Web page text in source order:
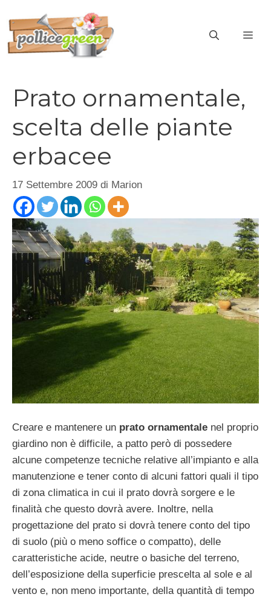
contenuto
Prato ornamentale,
scelta delle piante
erbacee
17 Settembre 2009 di Marion
Creare e mantenere un prato ornamentale nel proprio
giardino non è difficile, a patto però di possedere
alcune competenze tecniche relative all’impianto e alla
manutenzione e tener conto di alcuni fattori quali il tipo
di zona climatica in cui il prato dovrà sorgere e le
finalità che questo dovrà avere. Inoltre, nella
progettazione del prato si dovrà tenere conto del tipo
di suolo (più o meno soffice o compatto), delle
caratteristiche acide, neutre o basiche del terreno,
dell’esposizione della superficie prescelta al sole e al
vento e, non meno importante, della quantità di tempo